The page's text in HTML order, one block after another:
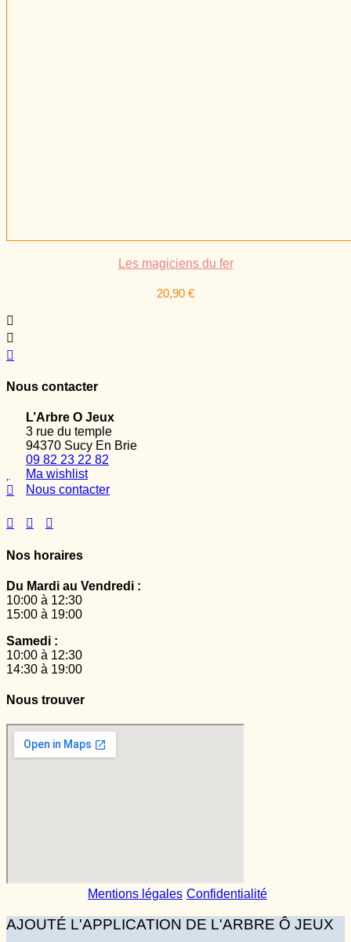
Les magiciens du fer
20,90 €
Nous contacter
L’Arbre O Jeux
3 rue du temple
94370 Sucy En Brie
09 82 23 22 82
Ma wishlist
Nous contacter
Nos horaires
Du Mardi au Vendredi :
10:00 à 12:30
15:00 à 19:00
Samedi :
10:00 à 12:30
14:30 à 19:00
Nous trouver
Mentions légales Confidentialité
AJOUTÉ L'APPLICATION DE L'ARBRE Ô JEUX